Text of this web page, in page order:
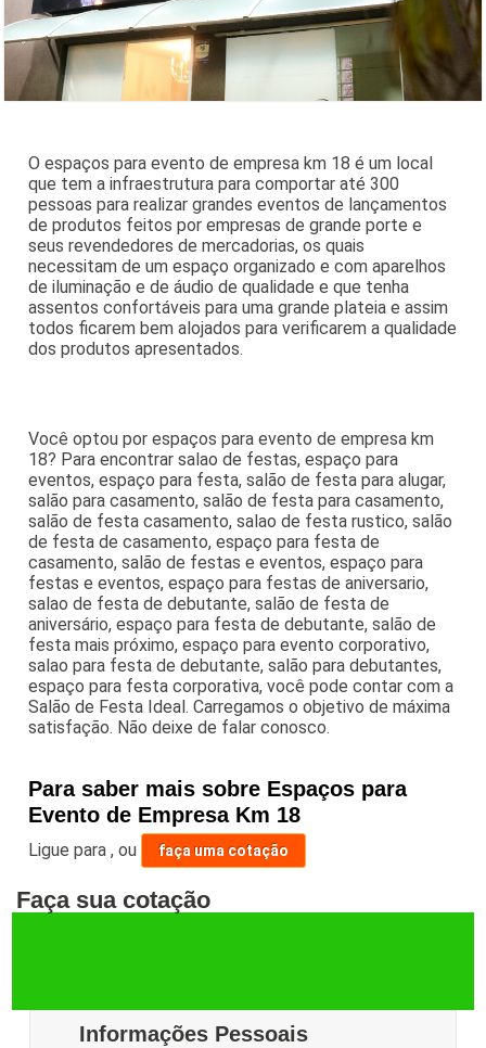
O espaços para evento de empresa km 18 é um local
que tem a infraestrutura para comportar até 300
pessoas para realizar grandes eventos de lançamentos
de produtos feitos por empresas de grande porte e
seus revendedores de mercadorias, os quais
necessitam de um espaço organizado e com aparelhos
de iluminação e de áudio de qualidade e que tenha
assentos confortáveis para uma grande plateia e assim
todos ficarem bem alojados para verificarem a qualidade
dos produtos apresentados.
Você optou por espaços para evento de empresa km
18? Para encontrar salao de festas, espaço para
eventos, espaço para festa, salão de festa para alugar,
salão para casamento, salão de festa para casamento,
salão de festa casamento, salao de festa rustico, salão
de festa de casamento, espaço para festa de
casamento, salão de festas e eventos, espaço para
festas e eventos, espaço para festas de aniversario,
salao de festa de debutante, salão de festa de
aniversário, espaço para festa de debutante, salão de
festa mais próximo, espaço para evento corporativo,
salao para festa de debutante, salão para debutantes,
espaço para festa corporativa, você pode contar com a
Salão de Festa Ideal. Carregamos o objetivo de máxima
satisfação. Não deixe de falar conosco.
Para saber mais sobre Espaços para
Evento de Empresa Km 18
Ligue para,ou faça uma cotação
Faça sua cotação
Informações Pessoais